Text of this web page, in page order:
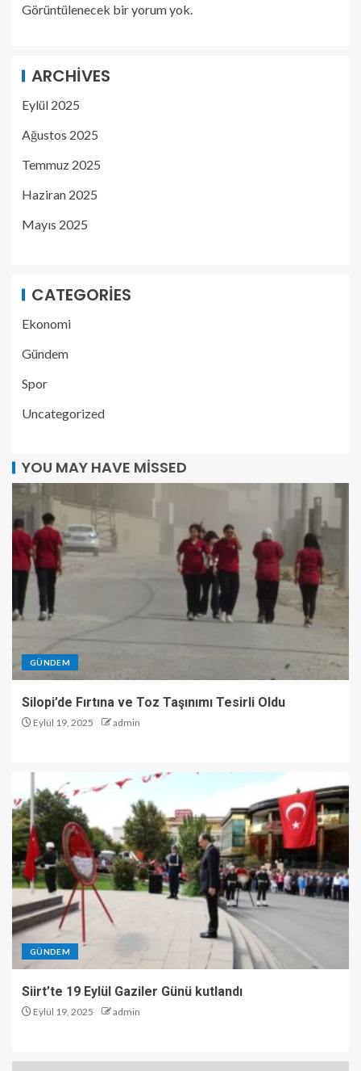
Görüntülenecek bir yorum yok.
ARCHIVES
Eylül 2025
Ağustos 2025
Temmuz 2025
Haziran 2025
Mayıs 2025
CATEGORIES
Ekonomi
Gündem
Spor
Uncategorized
YOU MAY HAVE MISSED
GÜNDEM
Silopi’de Fırtına ve Toz Taşınımı Tesirli Oldu
Eylül 19, 2025 admin
GÜNDEM
Siirt’te 19 Eylül Gaziler Günü kutlandı
Eylül 19, 2025 admin